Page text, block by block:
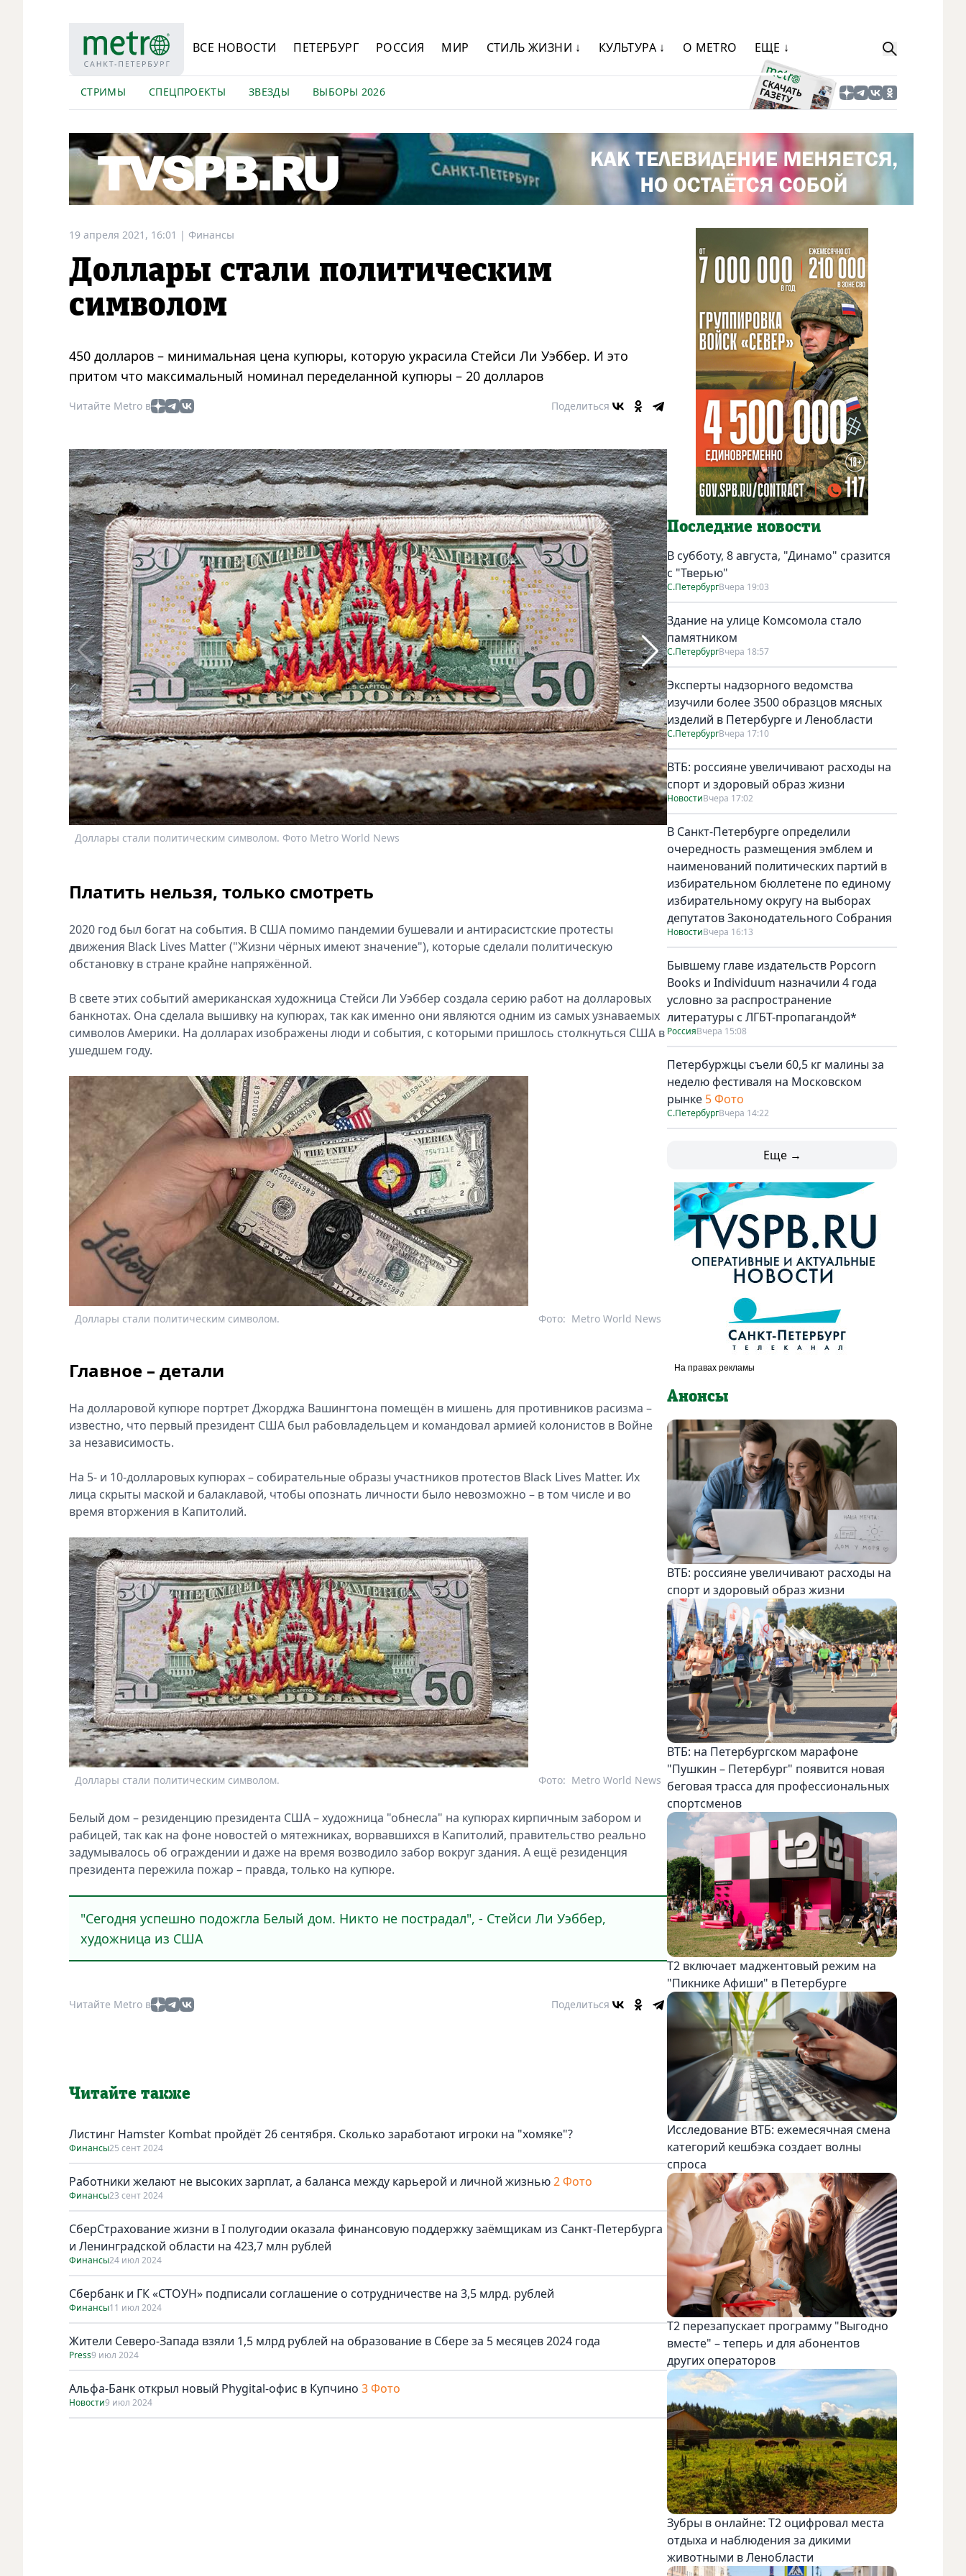
ВСЕ НОВОСТИ ПЕТЕРБУРГ РОССИЯ МИР СТИЛЬ ЖИЗНИ ↓ КУЛЬТУРА ↓ О METRO ЕЩЕ ↓
СТРИМЫ СПЕЦПРОЕКТЫ ЗВЕЗДЫ ВЫБОРЫ 2026
19 апреля 2021, 16:01 | Финансы
Доллары стали политическим
символом
450 долларов – минимальная цена купюры, которую украсила Стейси Ли Уэббер. И это
притом что максимальный номинал переделанной купюры – 20 долларов
Читайте Metro в Поделиться
Доллары стали политическим символом. Фото Metro World News
Платить нельзя, только смотреть
2020 год был богат на события. В США помимо пандемии бушевали и антирасистские протесты
движения Black Lives Matter ("Жизни чёрных имеют значение"), которые сделали политическую
обстановку в стране крайне напряжённой.
В свете этих событий американская художница Стейси Ли Уэббер создала серию работ на долларовых
банкнотах. Она сделала вышивку на купюрах, так как именно они являются одним из самых узнаваемых
символов Америки. На долларах изображены люди и события, с которыми пришлось столкнуться США в
ушедшем году.
Доллары стали политическим символом. Metro World News
Фото:
Главное – детали
На долларовой купюре портрет Джорджа Вашингтона помещён в мишень для противников расизма –
известно, что первый президент США был рабовладельцем и командовал армией колонистов в Войне
за независимость.
На 5- и 10-долларовых купюрах – собирательные образы участников протестов Black Lives Matter. Их
лица скрыты маской и балаклавой, чтобы опознать личности было невозможно – в том числе и во
время вторжения в Капитолий.
Доллары стали политическим символом. Metro World News
Фото:
Белый дом – резиденцию президента США – художница "обнесла" на купюрах кирпичным забором и
рабицей, так как на фоне новостей о мятежниках, ворвавшихся в Капитолий, правительство реально
задумывалось об ограждении и даже на время возводило забор вокруг здания. А ещё резиденция
президента пережила пожар – правда, только на купюре.
"Сегодня успешно подожгла Белый дом. Никто не пострадал", - Стейси Ли Уэббер,
художница из США
Читайте Metro в Поделиться
Читайте также
Листинг Hamster Kombat пройдёт 26 сентября. Сколько заработают игроки на "хомяке"?
Финансы25 сент 2024
Работники желают не высоких зарплат, а баланса между карьерой и личной жизнью2 Фото
Финансы23 сент 2024
СберСтрахование жизни в I полугодии оказала финансовую поддержку заёмщикам из Санкт-Петербурга
и Ленинградской области на 423,7 млн рублей
Финансы24 июл 2024
Сбербанк и ГК «СТОУН» подписали соглашение о сотрудничестве на 3,5 млрд. рублей
Финансы11 июл 2024
Жители Северо-Запада взяли 1,5 млрд рублей на образование в Сбере за 5 месяцев 2024 года
Press9 июл 2024
Альфа-Банк открыл новый Phygital-офис в Купчино 3 Фото
Новости9 июл 2024
Последние новости
В субботу, 8 августа, "Динамо" сразится
с "Тверью"
С.ПетербургВчера 19:03
Здание на улице Комсомола стало
памятником
С.ПетербургВчера 18:57
Эксперты надзорного ведомства
изучили более 3500 образцов мясных
изделий в Петербурге и Ленобласти
С.ПетербургВчера 17:10
ВТБ: россияне увеличивают расходы на
спорт и здоровый образ жизни
НовостиВчера 17:02
В Санкт-Петербурге определили
очередность размещения эмблем и
наименований политических партий в
избирательном бюллетене по единому
избирательному округу на выборах
депутатов Законодательного Собрания
НовостиВчера 16:13
Бывшему главе издательств Popcorn
Books и Individuum назначили 4 года
условно за распространение
литературы с ЛГБТ-пропагандой*
РоссияВчера 15:08
Петербуржцы съели 60,5 кг малины за
неделю фестиваля на Московском
рынке 5 Фото
С.ПетербургВчера 14:22
Еще →
Анонсы
ВТБ: россияне увеличивают расходы на
спорт и здоровый образ жизни
ВТБ: на Петербургском марафоне
"Пушкин – Петербург" появится новая
беговая трасса для профессиональных
спортсменов
Т2 включает маджентовый режим на
"Пикнике Афиши" в Петербурге
Исследование ВТБ: ежемесячная смена
категорий кешбэка создает волны
спроса
Т2 перезапускает программу "Выгодно
вместе" – теперь и для абонентов
других операторов
Зубры в онлайне: Т2 оцифровал места
отдыха и наблюдения за дикими
животными в Ленобласти